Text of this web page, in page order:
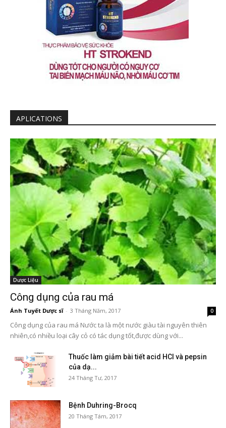
APLICATIONS
Dược Liệu
Công dụng của rau má
Ánh Tuyết Dược sĩ - 3 Tháng Năm, 2017 0
Công dụng của rau má Nước ta là một nước giàu tài nguyên thiên
nhiên,có nhiều loại cây cỏ có tác dụng tốt,được dùng với...
Thuốc làm giảm bài tiết acid HCl và pepsin
của dạ...
24 Tháng Tư, 2017
Bệnh Duhring-Brocq
20 Tháng Tám, 2017